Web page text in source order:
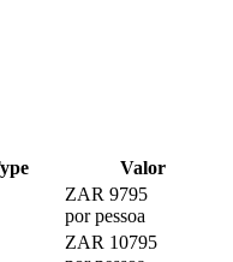
Valor
ZAR 9795
por pessoa
ZAR 10795